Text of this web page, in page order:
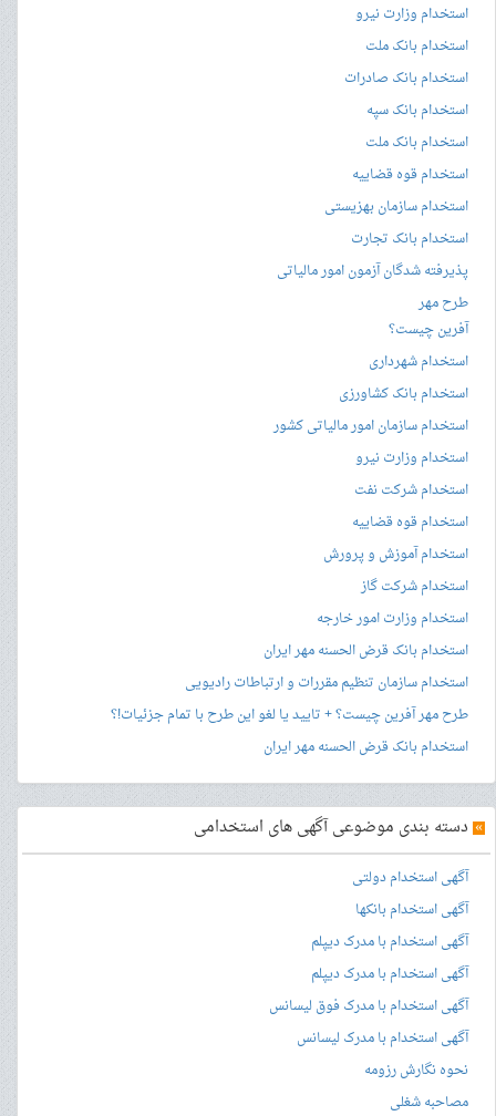
استخدام وزارت نیرو
استخدام بانک ملت
استخدام بانک صادرات
استخدام بانک سپه
استخدام بانک ملت
استخدام قوه قضاییه
استخدام سازمان بهزیستی
استخدام بانک تجارت
پذیرفته شدگان آزمون امور مالیاتی
طرح مهر
آفرین چیست؟
استخدام شهرداری
استخدام بانک کشاورزی
استخدام سازمان امور مالیاتی کشور
استخدام وزارت نیرو
استخدام شرکت نفت
استخدام قوه قضاییه
استخدام آموزش و پرورش
استخدام شرکت گاز
استخدام وزارت امور خارجه
استخدام بانک قرض الحسنه مهر ایران
استخدام سازمان تنظیم مقررات و ارتباطات رادیویی
طرح مهر آفرین چیست؟ + تایید یا لغو این طرح با تمام جزئیات!؟
استخدام بانک قرض الحسنه مهر ایران
» دسته بندی موضوعی آگهی های استخدامی
آگهی استخدام دولتی
آگهی استخدام بانکها
آگهی استخدام با مدرک دیپلم
آگهی استخدام با مدرک دیپلم
آگهی استخدام با مدرک فوق لیسانس
آگهی استخدام با مدرک لیسانس
نحوه نگارش رزومه
مصاحبه شغلی